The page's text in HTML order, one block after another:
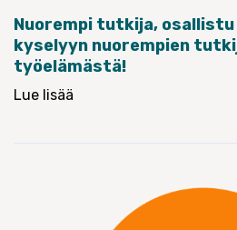
Nuorempi tutkija,
kyselyyn nuorempien
työelämästä!
Lue lisää